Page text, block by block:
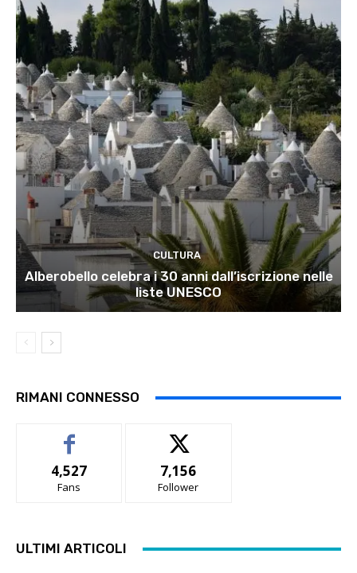
CULTURA
Alberobello celebra i 30 anni dall’iscrizione nelle
liste UNESCO
RIMANI CONNESSO
4,527
Fans
7,156
Follower
ULTIMI ARTICOLI